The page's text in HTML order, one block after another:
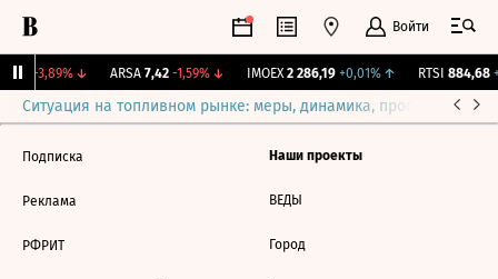
Войти
-3,89%↓ ARSA 7,42 -1,59%↓ IMOEX 2 286,19 +0,01%↑ RTSI 884,68
Ситуация на топливном рынке: меры, динамика, прогнозы
Подписка
Реклама
РФРИТ
Наши проекты
ВЕДЫ
Город